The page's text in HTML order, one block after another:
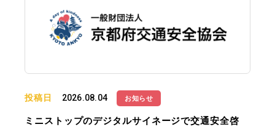
投稿日 2026.08.04 お知らせ
ミニストップのデジタルサイネージで交通安全啓